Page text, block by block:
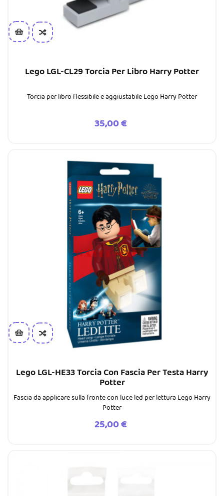
Lego LGL-CL29 Torcia Per Libro Harry Potter
Torcia per libro flessibile e aggiustabile Lego Harry Potter
Prezzo
35,00 €
Lego LGL-HE33 Torcia Con Fascia Per Testa Harry
Potter
Fascia da applicare sulla fronte con luce led per lettura Lego Harry
Potter
Prezzo
25,00 €